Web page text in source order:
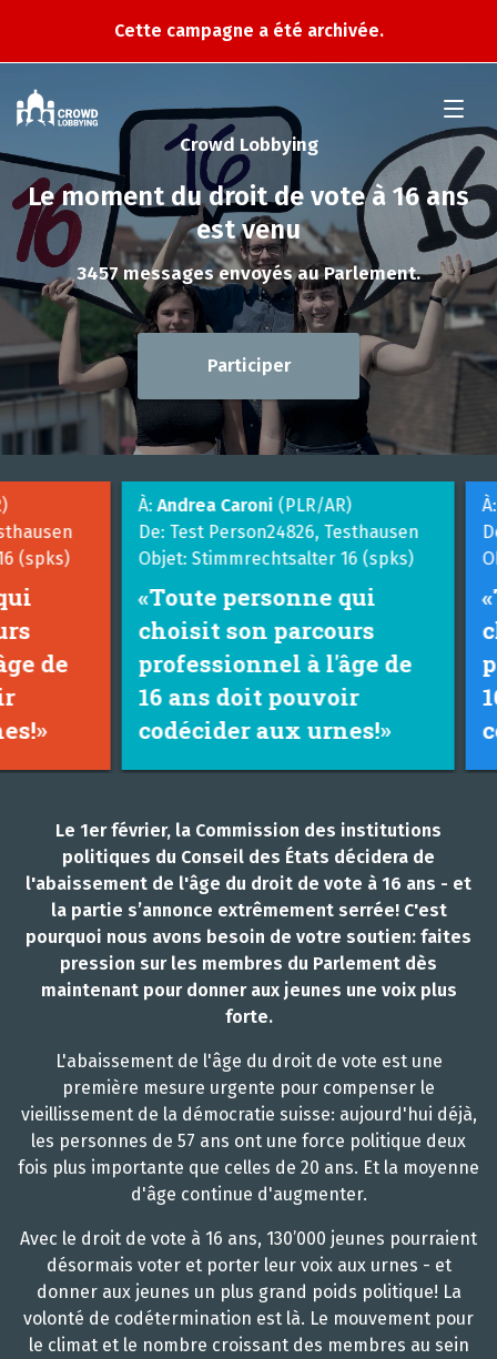
Cette campagne a été archivée.
Lobbying
Crowd Lobbying
Le moment du droit de vote à 16 ans
est venu
3457 messages envoyés au Parlement.
Participer
Andrea Caroni(PLR/AR)
De: Test Person24826, Testhausen
Objet: Stimmrechtsalter 16 (spks)
«Toute personne qui
choisit son parcours
professionnel à l'âge de
16 ans doit pouvoir
codécider aux urnes!»
De:
16
Le 1er février, la Commission des institutions
politiques du Conseil des États décidera de
l'abaissement de l'âge du droit de vote à 16 ans - et
la partie s’annonce extrêmement serrée! C'est
pourquoi nous avons besoin de votre soutien: faites
pression sur les membres du Parlement dès
maintenant pour donner aux jeunes une voix plus
forte.
L'abaissement de l'âge du droit de vote est une
première mesure urgente pour compenser le
vieillissement de la démocratie suisse: aujourd'hui déjà,
les personnes de 57 ans ont une force politique deux
fois plus importante que celles de 20 ans. Et la moyenne
d'âge continue d'augmenter.
Avec le droit de vote à 16 ans, 130’000 jeunes pourraient
désormais voter et porter leur voix aux urnes - et
donner aux jeunes un plus grand poids politique! La
volonté de codétermination est là. Le mouvement pour
le climat et le nombre croissant des membres au sein